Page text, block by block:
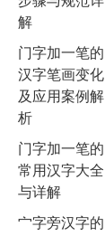
解
门字加一笔的
汉字笔画变化
及应用案例解
析
门字加一笔的
常用汉字大全
与详解
宀字旁汉字的